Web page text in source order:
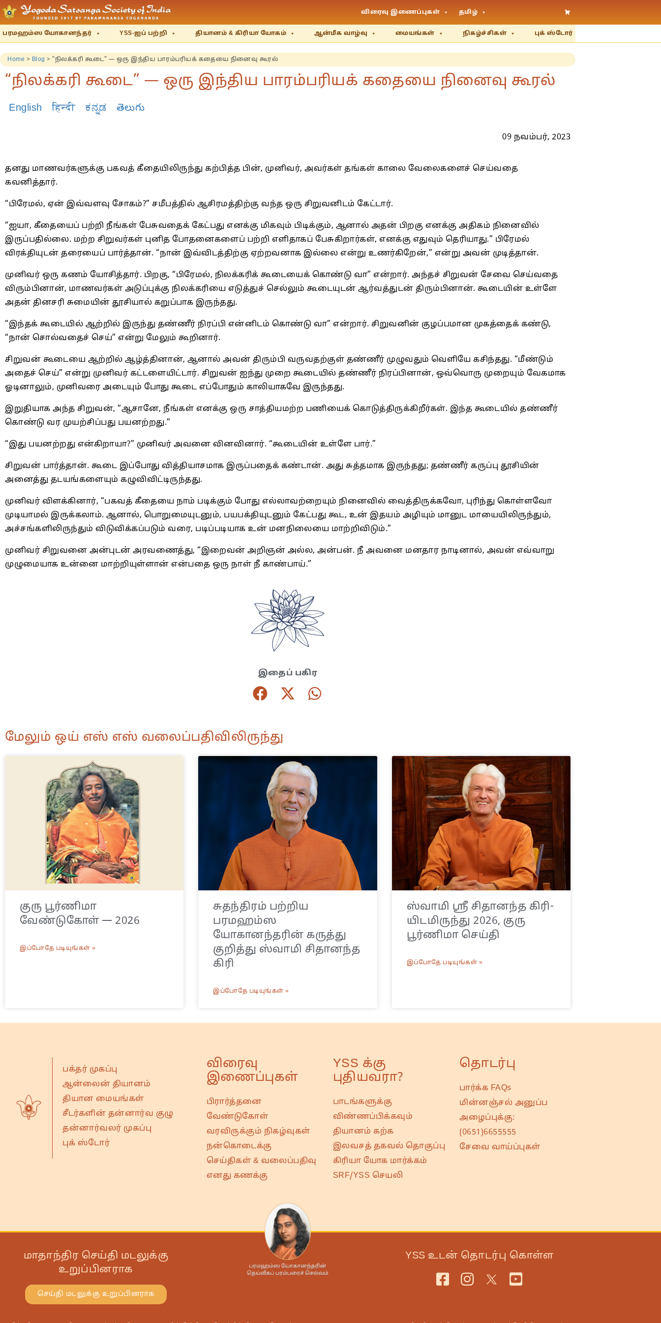
விரைவு இணைப்புகள் தமிழ்
பரமஹம்ஸ யோகானந்தர் YSS-ஐப் பற்றி தியானம் & கிரியா யோகம் ஆன்மீக வாழ்வு மையங்கள் நிகழ்ச்சிகள் புக் ஸ்டோர்
Home > Blog > “நிலக்கரி கூடை” — ஒரு இந்திய பாரம்பரியக் கதையை நினைவு கூரல்
“நிலக்கரி கூடை” — ஒரு இந்திய பாரம்பரியக் கதையை நினைவு கூரல்
English हिन्दी ಕನ್ನಡ తెలుగు
09 நவம்பர், 2023
தனது மாணவர்களுக்கு பகவத் கீதையிலிருந்து கற்பித்த பின், முனிவர், அவர்கள் தங்கள் காலை வேலைகளைச் செய்வதை
கவனித்தார்.
“பிரேமல், ஏன் இவ்வளவு சோகம்?” சமீபத்தில் ஆசிரமத்திற்கு வந்த ஒரு சிறுவனிடம் கேட்டார்.
“ஐயா, கீதையைப் பற்றி நீங்கள் பேசுவதைக் கேட்பது எனக்கு மிகவும் பிடிக்கும், ஆனால் அதன் பிறகு எனக்கு அதிகம் நினைவில்
இருப்பதில்லை. மற்ற சிறுவர்கள் புனித போதனைகளைப் பற்றி எளிதாகப் பேசுகிறார்கள், எனக்கு எதுவும் தெரியாது.” பிரேமல்
விரக்தியுடன் தரையைப் பார்த்தான். “நான் இவ்விடத்திற்கு ஏற்றவனாக இல்லை என்று உணர்கிறேன்,” என்று அவன் முடித்தான்.
முனிவர் ஒரு கணம் யோசித்தார். பிறகு, “பிரேமல், நிலக்கரிக் கூடையைக் கொண்டு வா” என்றார். அந்தச் சிறுவன் சேவை செய்வதை
விரும்பினான், மாணவர்கள் அடுப்புக்கு நிலக்கரியை எடுத்துச் செல்லும் கூடையுடன் ஆர்வத்துடன் திரும்பினான். கூடையின் உள்ளே
அதன் தினசரி சுமையின் தூசியால் கறுப்பாக இருந்தது.
“இந்தக் கூடையில் ஆற்றில் இருந்து தண்ணீர் நிரப்பி என்னிடம் கொண்டு வா” என்றார். சிறுவனின் குழப்பமான முகத்தைக் கண்டு,
“நான் சொல்வதைச் செய்” என்று மேலும் கூறினார்.
சிறுவன் கூடையை ஆற்றில் ஆழ்த்தினான், ஆனால் அவன் திரும்பி வருவதற்குள் தண்ணீர் முழுவதும் வெளியே கசிந்தது. “மீண்டும்
அதைச் செய்” என்று முனிவர் கட்டளையிட்டார். சிறுவன் ஐந்து முறை கூடையில் தண்ணீர் நிரப்பினான், ஒவ்வொரு முறையும் வேகமாக
ஓடினாலும், முனிவரை அடையும் போது கூடை எப்போதும் காலியாகவே இருந்தது.
இறுதியாக அந்த சிறுவன், “ஆசானே, நீங்கள் எனக்கு ஒரு சாத்தியமற்ற பணியைக் கொடுத்திருக்கிறீர்கள். இந்த கூடையில் தண்ணீர்
கொண்டு வர முயற்சிப்பது பயனற்றது.”
“இது பயனற்றது என்கிறாயா?” முனிவர் அவனை வினவினார். “கூடையின் உள்ளே பார்.”
சிறுவன் பார்த்தான். கூடை இப்போது வித்தியாசமாக இருப்பதைக் கண்டான். அது சுத்தமாக இருந்தது; தண்ணீர் கருப்பு தூசியின்
அனைத்து தடயங்களையும் கழுவிவிட்டிருந்தது.
முனிவர் விளக்கினார், “பகவத் கீதையை நாம் படிக்கும் போது எல்லாவற்றையும் நினைவில் வைத்திருக்கவோ, புரிந்து கொள்ளவோ
முடியாமல் இருக்கலாம். ஆனால், பொறுமையுடனும், பயபக்தியுடனும் கேட்பது கூட, உன் இதயம் அழியும் மானுட மாயையிலிருந்தும்,
அச்சங்களிலிருந்தும் விடுவிக்கப்படும் வரை, படிப்படியாக உன் மனநிலையை மாற்றிவிடும்.”
முனிவர் சிறுவனை அன்புடன் அரவணைத்து, “இறைவன் அறிஞன் அல்ல, அன்பன். நீ அவனை மனதார நாடினால், அவன் எவ்வாறு
முழுமையாக உன்னை மாற்றியுள்ளான் என்பதை ஒரு நாள் நீ காண்பாய்.”
இதைப் பகிர
மேலும் ஒய் எஸ் எஸ் வலைப்பதிவிலிருந்து
குரு பூர்ணிமா
வேண்டுகோள் — 2026
இப்போதே படியுங்கள் »
சுதந்திரம் பற்றிய
பரமஹம்ஸ
யோகானந்தரின் கருத்து
குறித்து ஸ்வாமி சிதானந்த
கிரி
இப்போதே படியுங்கள் »
ஸ்வாமி ஸ்ரீ சிதானந்த கிரி-
யிடமிருந்து 2026, குரு
பூர்ணிமா செய்தி
இப்போதே படியுங்கள் »
பக்தர் முகப்பு
ஆன்லைன் தியானம்
தியான மையங்கள்
சீடர்களின் தன்னார்வ குழு
தன்னார்வலர் முகப்பு
புக் ஸ்டோர்
விரைவு
இணைப்புகள்
பிரார்த்தனை
வேண்டுகோள்
வரவிருக்கும் நிகழ்வுகள்
நன்கொடைக்கு
செய்திகள் & வலைப்பதிவு
எனது கணக்கு
YSS க்கு
புதியவரா?
பாடங்களுக்கு
விண்ணப்பிக்கவும்
தியானம் கற்க
இலவசத் தகவல் தொகுப்பு
கிரியா யோக மார்க்கம்
SRF/YSS செயலி
தொடர்பு
பார்க்க FAQs
மின்னஞ்சல் அனுப்ப
அழைப்புக்கு:
(0651)6655555
சேவை வாய்ப்புகள்
மாதாந்திர செய்தி மடலுக்கு
உறுப்பினராக
செய்தி மடலுக்கு உறுப்பினராக
YSS உடன் தொடர்பு கொள்ள